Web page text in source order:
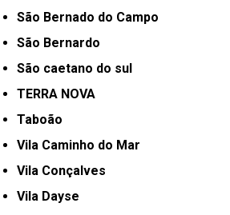
São Bernado do Campo
São Bernardo
São caetano do sul
TERRA NOVA
Taboão
Vila Caminho do Mar
Vila Conçalves
Vila Dayse